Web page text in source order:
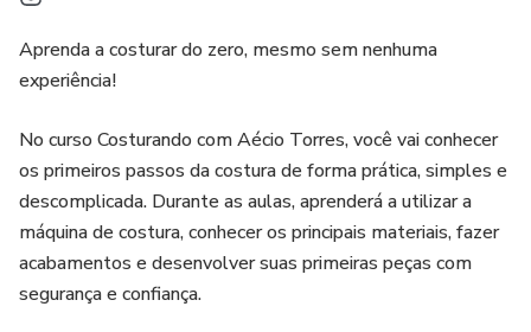
* Busca um momento só seu, criativo e leve
⸻
🔥 Por que aprender costura?
Porque costurar:
* Acalma a mente
* Desperta a criatividade
Aprenda a costurar do zero, mesmo sem nenhuma
experiência!
No curso Costurando com Aécio Torres, você vai conhecer
os primeiros passos da costura de forma prática, simples e
descomplicada. Durante as aulas, aprenderá a utilizar a
máquina de costura, conhecer os principais materiais, fazer
acabamentos e desenvolver suas primeiras peças com
segurança e confiança.